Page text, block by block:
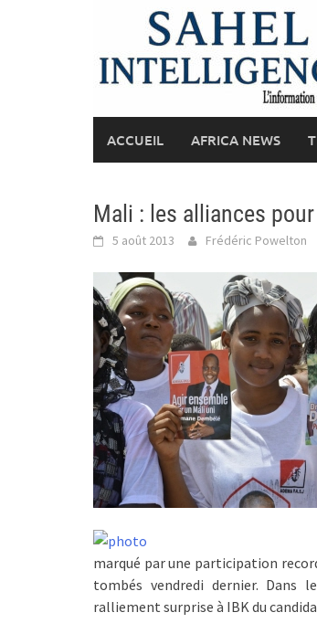
ACCUEIL AFRICA NEWS
Mali : les alliances
5 août 2013 Frédéric Powelton
marqué par une participation
tombés vendredi dernier. Dans
ralliement surprise à IBK du